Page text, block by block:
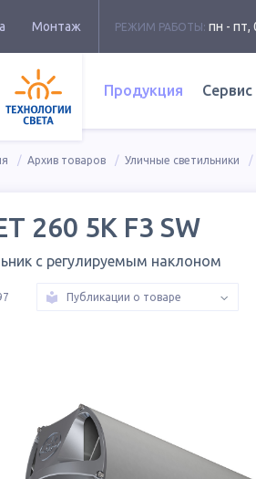
Монтаж РЕЖИМ РАБОТЫ: пн - пт,
Продукция Сервис
Архив товаров Уличные светильники
260 5K F3 SW
с регулируемым наклоном
Публикации о товаре